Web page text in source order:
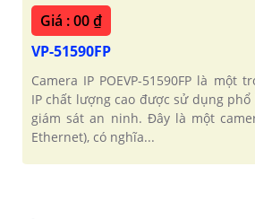
Giá : 00 ₫
VP-51590FP
Camera IP POEVP-51590FP là một
IP chất lượng cao được sử dụng
giám sát an ninh. Đây là một
Ethernet), có nghĩa...